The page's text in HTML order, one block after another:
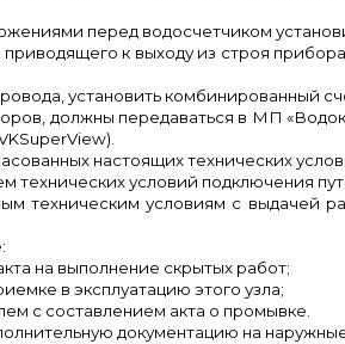
перед водосчетчиком
к выходу из строя
установить комбинированный
должны передаваться в МП
).
настоящих технических
технических условий подключения
техническим условиям с выдачей
на выполнение скрытых работ;
в эксплуатацию этого узла;
с составлением акта о промывке.
документацию на